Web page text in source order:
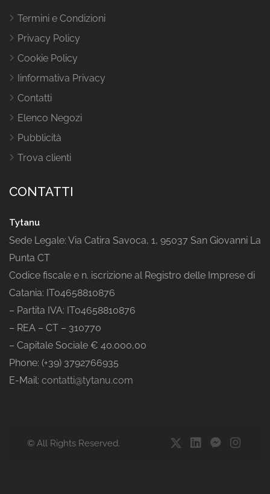
Termini e Condizioni
Privacy Policy
Cookie Policy
Iinformativa Privacy
Contatti
Elenco Negozi
Pubblicità
Trova clienti
CONTATTI
Tytanu
Sede Legale: Via Catira Savoca, 1, 95037 San Giovanni La
Punta CT
Codice fiscale e n. iscrizione al Registro delle Imprese di
Catania: IT04658810876
– Partita IVA: IT04658810876
– REA – CT – 310770
– Capitale Sociale € 40.000,00
Phone: (+39) 3792766935
E-Mail: contatti@tytanu.com
© All Rights Reserved.